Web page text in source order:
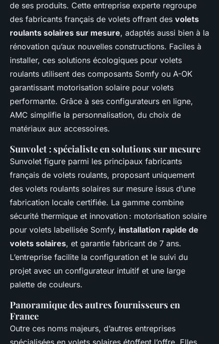
de ses produits. Cette entreprise experte regroupe
des fabricants français de volets offrant des volets
roulants solaires sur mesure, adaptés aussi bien à la
rénovation qu’aux nouvelles constructions. Faciles à
installer, ces solutions écologiques pour volets
roulants utilisent des composants Somfy ou A-OK
garantissant motorisation solaire pour volets
performante. Grâce à ses configurateurs en ligne,
AMC simplifie la personnalisation, du choix de
matériaux aux accessoires.
Sunvolet : spécialiste en solutions sur mesure
Sunvolet figure parmi les principaux fabricants
français de volets roulants, proposant uniquement
des volets roulants solaires sur mesure issus d’une
fabrication locale certifiée. La gamme combine
sécurité thermique et innovation : motorisation solaire
pour volets labellisée Somfy, installation rapide de
volets solaires, et garantie fabricant de 7 ans.
L’entreprise facilite la configuration et le suivi du
projet avec un configurateur intuitif et une large
palette de couleurs.
Panoramique des autres fournisseurs en
France
Outre ces noms majeurs, d’autres entreprises